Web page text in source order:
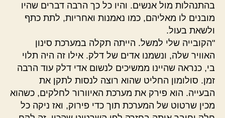
בהתנהלות מול אנשים. והיו כל כך הרבה דברים שהיו
מובנים לו מאליהם, כמו נאמנות ואחריות, לתת כתף
ולשאת בעול.
"הקובייה שלי למשל. הייתה תקלה במערכת סינון
האוויר שלה, ונשמנו אדים של דלק. אילו זה היה תלוי
בי, כנראה שהיינו ממשיכים לנשום אדי דלק עוד הרבה
זמן. סולומון החליט שהוא רוצה לנסות לתקן את
הבעייה. הוא פירק את מערכת האיוורור לחלקים, כשהוא
מכין שרטוט של המערכת תוך כדי פירוק, ואז ניקה כל